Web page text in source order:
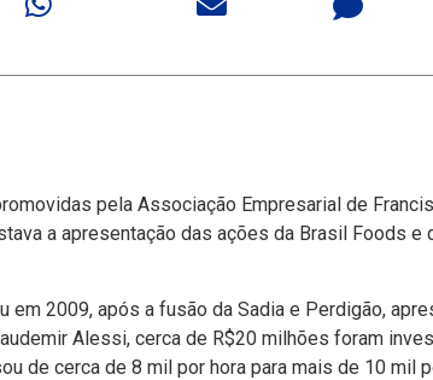
pela Associação Empresarial de
a apresentação das ações da Brasil Foods e
em 2009, após a fusão da Sadia e Perdigão,
Alessi, cerca de R$20 milhões foram
de cerca de 8 mil por hora para mais de 10 mil